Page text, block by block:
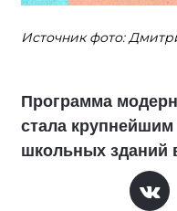
Источник фото:
Программа
стала крупнейшим
школьных зданий